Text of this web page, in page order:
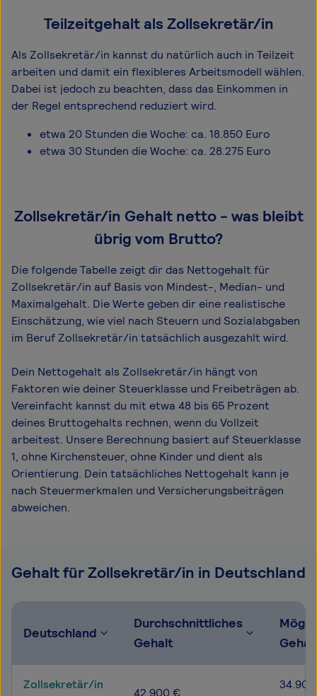
Teilzeitgehalt als Zollsekretär/in
Als Zollsekretär/in kannst du natürlich auch in Teilzeit
arbeiten und damit ein flexibleres Arbeitsmodell wählen.
Dabei ist jedoch zu beachten, dass das Einkommen in
der Regel entsprechend reduziert wird.
etwa 20 Stunden die Woche: ca. 18.850 Euro
etwa 30 Stunden die Woche: ca. 28.275 Euro
Zollsekretär/in Gehalt netto - was bleibt
übrig vom Brutto?
Die folgende Tabelle zeigt dir das Netto­gehalt für
Zollsekretär/in auf Basis von Mindest-, Median- und
Maximal­gehalt. Die Werte geben dir eine realistische
Einschätzung, wie viel nach Steuern und Sozialabgaben
im Beruf Zollsekretär/in tatsächlich ausgezahlt wird.
Dein Nettogehalt als Zollsekretär/in hängt von
Faktoren wie deiner Steuerklasse und Freibeträgen ab.
Vereinfacht kannst du mit etwa 48 bis 65 Prozent
deines Bruttogehalts rechnen, wenn du Vollzeit
arbeitest. Unsere Berechnung basiert auf Steuerklasse
1, ohne Kirchensteuer, ohne Kinder und dient als
Orientierung. Dein tatsächliches Nettogehalt kann je
nach Steuermerkmalen und Versicherungsbeiträgen
abweichen.
Gehalt für Zollsekretär/in in Deutschland
Deutschland
Durchschnittliches
Gehalt
Zollsekretär/in
42.900 €